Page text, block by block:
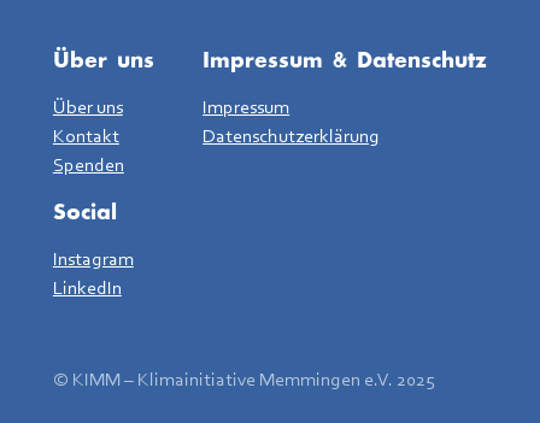
Über uns
Über uns
Kontakt
Spenden
Impressum & Datenschutz
Impressum
Datenschutzerklärung
Social
Instagram
LinkedIn
© KIMM – Klimainitiative Memmingen e.V. 2025